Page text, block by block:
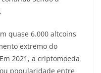
quase 6.000 altcoins
extremo do
2021, a criptomoeda
popularidade entre